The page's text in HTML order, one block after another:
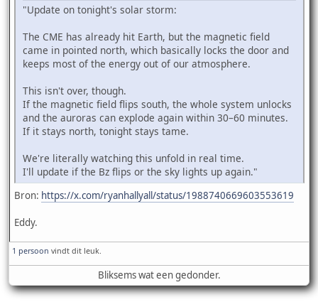
"Update on tonight's solar storm:
The CME has already hit Earth, but the magnetic field
came in pointed north, which basically locks the door and
keeps most of the energy out of our atmosphere.
This isn't over, though.
If the magnetic field flips south, the whole system unlocks
and the auroras can explode again within 30–60 minutes.
If it stays north, tonight stays tame.
We're literally watching this unfold in real time.
I'll update if the Bz flips or the sky lights up again."
Bron: https://x.com/ryanhallyall/status/1988740669603553619
Eddy.
1 persoon vindt dit leuk.
Bliksems wat een gedonder.